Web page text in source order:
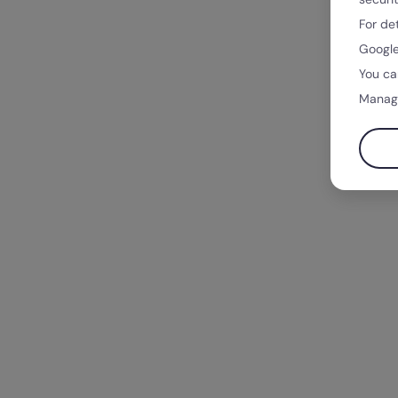
For
You